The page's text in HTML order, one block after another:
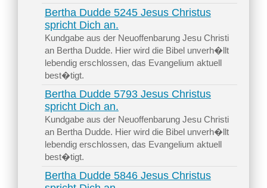
Bertha Dudde 5245 Jesus Christus
spricht Dich an.
Kundgabe aus der Neuoffenbarung Jesu Christi
an Bertha Dudde. Hier wird die Bibel unverh�llt
lebendig erschlossen, das Evangelium aktuell
best�tigt.
Bertha Dudde 5793 Jesus Christus
spricht Dich an.
Kundgabe aus der Neuoffenbarung Jesu Christi
an Bertha Dudde. Hier wird die Bibel unverh�llt
lebendig erschlossen, das Evangelium aktuell
best�tigt.
Bertha Dudde 5846 Jesus Christus